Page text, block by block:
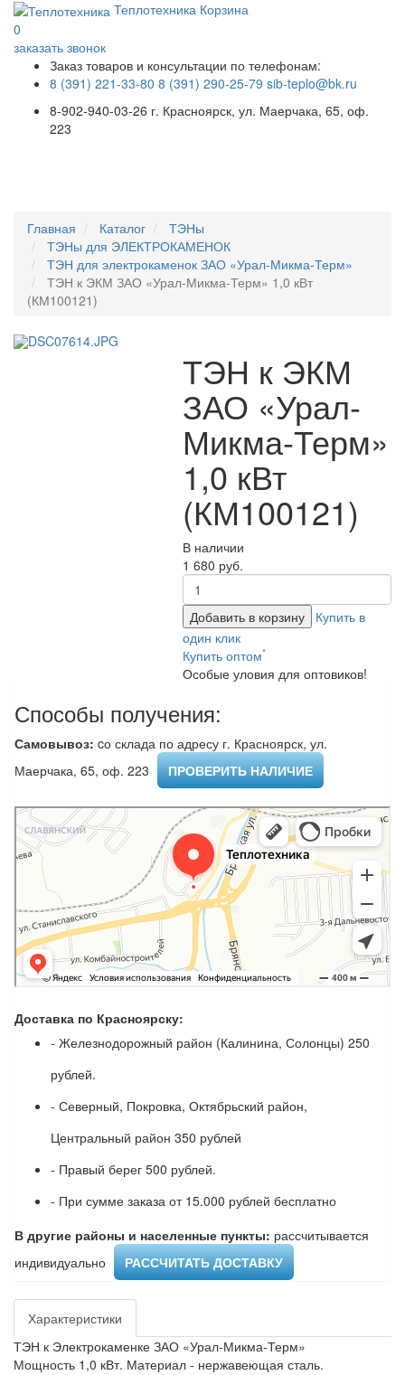
Теплотехника Корзина
0
заказать звонок
Заказ товаров и консультации по телефонам:
8 (391) 221-33-80 8 (391) 290-25-79 sib-teplo@bk.ru
8-902-940-03-26 г. Красноярск, ул. Маерчака, 65, оф.
223
Главная Каталог
ТЭНы
ТЭНы для ЭЛЕКТРОКАМЕНОК
ТЭН для электрокаменок ЗАО «Урал-Микма-Терм»
ТЭН к ЭКМ ЗАО «Урал-Микма-Терм» 1,0 кВт
(КМ100121)
ТЭН к ЭКМ
ЗАО «Урал-
Микма-Терм»
1,0 кВт
(КМ100121)
В наличии
1 680 руб.
Добавить в корзину
Купить в
один клик
Купить оптом*
Особые уловия для оптовиков!
Способы получения:
Самовывоз: cо склада по адресу г. Красноярск, ул.
Маерчака, 65, оф. 223 ​
ПРОВЕРИТЬ НАЛИЧИЕ
Доставка по Красноярску:
- Железнодорожный район (Калинина, Солонцы) 250
рублей.
- Северный, Покровка, Октябрьский район,
Центральный район 350 рублей
- Правый берег 500 рублей.
- При сумме заказа от 15.000 рублей бесплатно
В другие районы и населенные пункты: рассчитывается
индивидуально ​
РАССЧИТАТЬ ДОСТАВКУ
Характеристики
ТЭН к Электрокаменке ЗАО «Урал-Микма-Терм»
Мощность 1,0 кВт. Материал - нержавеющая сталь.